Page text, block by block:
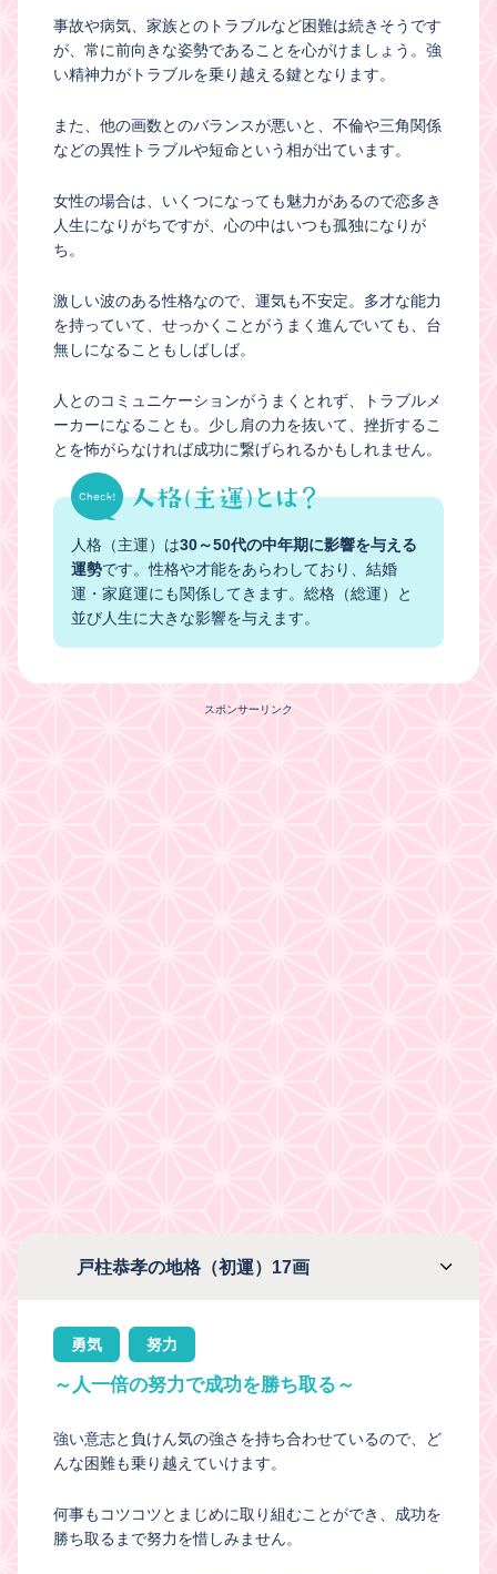
事故や病気、家族とのトラブルなど困難は続きそうです
が、常に前向きな姿勢であることを心がけましょう。強
い精神力がトラブルを乗り越える鍵となります。
また、他の画数とのバランスが悪いと、不倫や三角関係
などの異性トラブルや短命という相が出ています。
女性の場合は、いくつになっても魅力があるので恋多き
人生になりがちですが、心の中はいつも孤独になりが
ち。
激しい波のある性格なので、運気も不安定。多才な能力
を持っていて、せっかくことがうまく進んでいても、台
無しになることもしばしば。
人とのコミュニケーションがうまくとれず、トラブルメ
ーカーになることも。少し肩の力を抜いて、挫折するこ
とを怖がらなければ成功に繋げられるかもしれません。
人格（主運）は30～50代の中年期に影響を与える
運勢です。性格や才能をあらわしており、結婚
運・家庭運にも関係してきます。総格（総運）と
並び人生に大きな影響を与えます。
スポンサーリンク
戸柱恭孝の地格（初運）17画
勇気 努力
～人一倍の努力で成功を勝ち取る～
強い意志と負けん気の強さを持ち合わせているので、ど
んな困難も乗り越えていけます。
何事もコツコツとまじめに取り組むことができ、成功を
勝ち取るまで努力を惜しみません。